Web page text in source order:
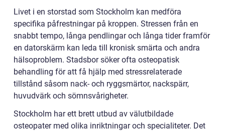
Livet i en storstad som Stockholm kan medföra
specifika påfrestningar på kroppen. Stressen från en
snabbt tempo, långa pendlingar och långa tider framför
en datorskärm kan leda till kronisk smärta och andra
hälsoproblem. Stadsbor söker ofta osteopatisk
behandling för att få hjälp med stressrelaterade
tillstånd såsom nack- och ryggsmärtor, nackspärr,
huvudvärk och sömnsvårigheter.
Stockholm har ett brett utbud av välutbildade
osteopater med olika inriktningar och specialiteter. Det